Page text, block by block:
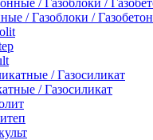
/ Газоблоки / Газобетон
/ Газосиликат